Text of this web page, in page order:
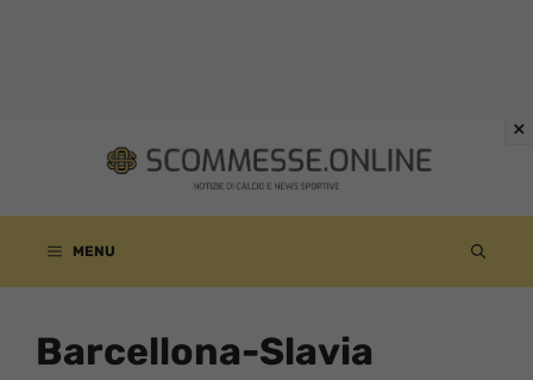
contenuto
MENU
Barcellona-Slavia